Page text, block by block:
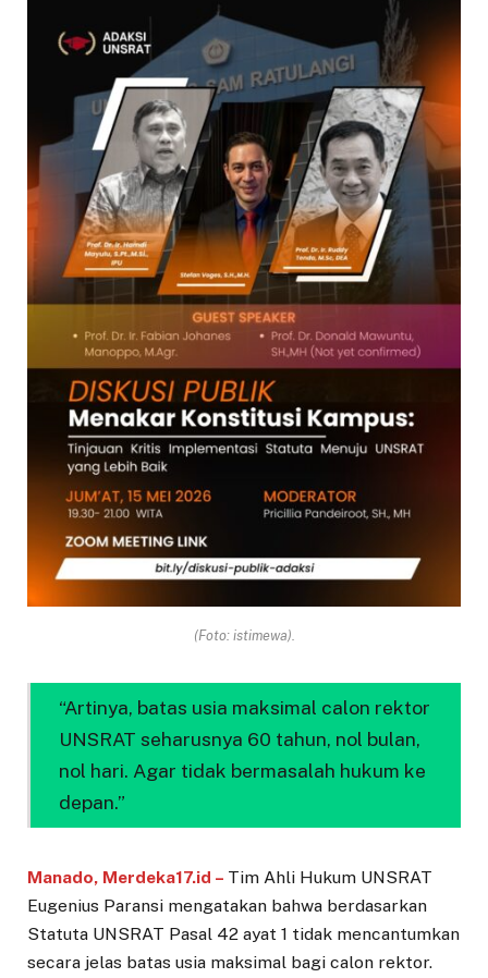
(Foto: istimewa).
“Artinya, batas usia maksimal calon rektor
UNSRAT seharusnya 60 tahun, nol bulan,
nol hari. Agar tidak bermasalah hukum ke
depan.”
Manado, Merdeka17.id – Tim Ahli Hukum UNSRAT
Eugenius Paransi mengatakan bahwa berdasarkan
Statuta UNSRAT Pasal 42 ayat 1 tidak mencantumkan
secara jelas batas usia maksimal bagi calon rektor.